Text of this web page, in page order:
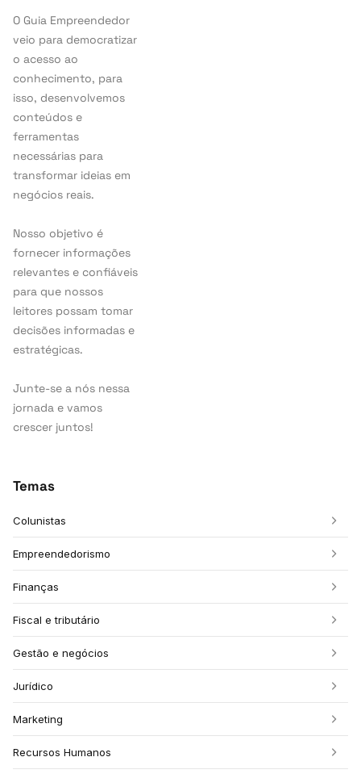
O Guia Empreendedor
veio para democratizar
o acesso ao
conhecimento, para
isso, desenvolvemos
conteúdos e
ferramentas
necessárias para
transformar ideias em
negócios reais.
Nosso objetivo é
fornecer informações
relevantes e confiáveis
para que nossos
leitores possam tomar
decisões informadas e
estratégicas.
Junte-se a nós nessa
jornada e vamos
crescer juntos!
Temas
Colunistas
Empreendedorismo
Finanças
Fiscal e tributário
Gestão e negócios
Jurídico
Marketing
Recursos Humanos